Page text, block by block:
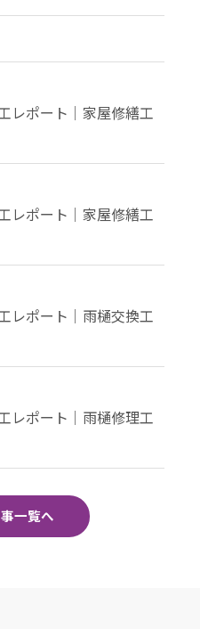
レポート│家屋修繕工
レポート│家屋修繕工
レポート│雨樋交換工
レポート│雨樋修理工
一覧へ